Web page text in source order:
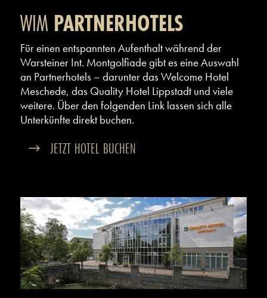
WIM PARTNERHOTELS
Für einen entspannten Aufenthalt während der
Warsteiner Int. Montgolfiade gibt es eine Auswahl
an Partnerhotels – darunter das Welcome Hotel
Meschede, das Quality Hotel Lippstadt und viele
weitere. Über den folgenden Link lassen sich alle
Unterkünfte direkt buchen.
JETZT HOTEL BUCHEN